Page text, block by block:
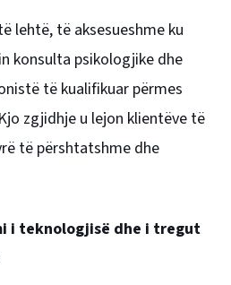
lehtë, të aksesueshme ku
konsulta psikologjike dhe
të kualifikuar përmes
zgjidhje u lejon klientëve të
të përshtatshme dhe
i teknologjisë dhe i tregut